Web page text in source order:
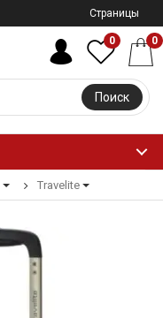
Страницы
Поиск
0 0
Travelite